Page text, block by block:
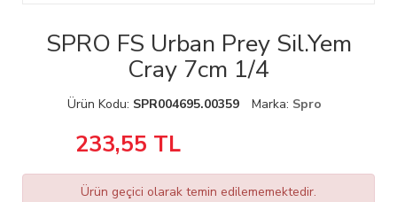
SPRO FS Urban Prey Sil.Yem
Cray 7cm 1/4
Ürün Kodu: SPR004695.00359 Marka: Spro
233,55 TL
Ürün geçici olarak temin edilememektedir.